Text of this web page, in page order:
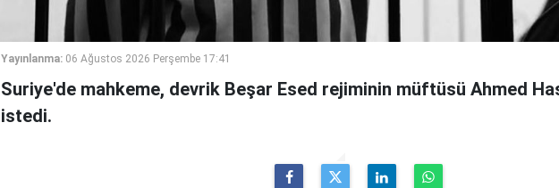
Yayınlanma: 06 Ağustos 2026 Perşembe 17:41
Suriye'de mahkeme, devrik Beşar Esed rejiminin müftüsü Ahmed
istedi.